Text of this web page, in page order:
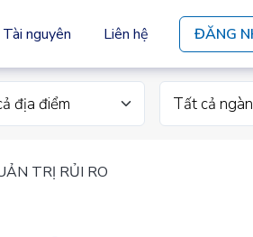
ĐĂNG
Tài nguyên Liên hệ
địa điểm Tất cả
TRỊ RỦI RO